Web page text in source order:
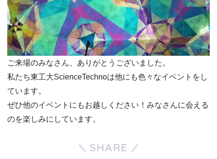
ご来場のみなさん、ありがとうございました。
私たち東工大ScienceTechnoは他にも色々なイベントをし
ています。
ぜひ他のイベントにもお越しください！みなさんに会える
のを楽しみにしています。
SHARE